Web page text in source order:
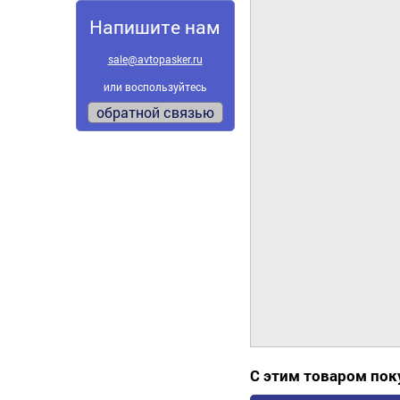
Напишите нам
sale@avtopasker.ru
или воспользуйтесь
обратной связью
С этим товаром